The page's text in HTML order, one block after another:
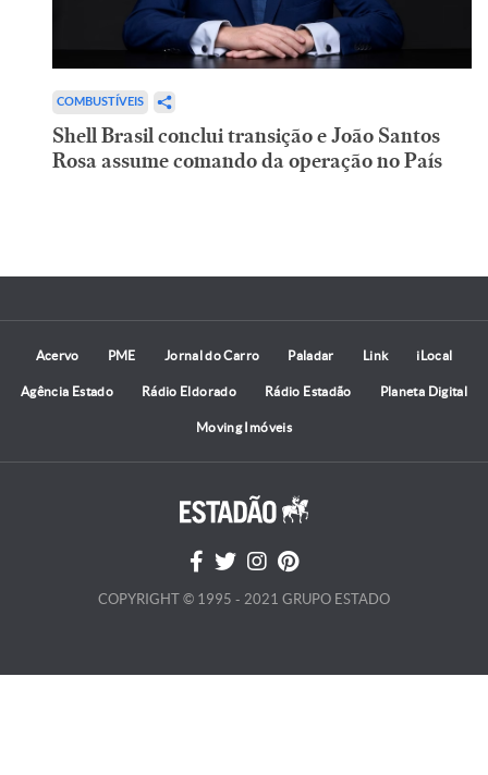
COMBUSTÍVEIS
Shell Brasil conclui transição e João Santos
Rosa assume comando da operação no País
Acervo PME Jornal do Carro Paladar Link iLocal
Agência Estado Rádio Eldorado Rádio Estadão Planeta Digital
Moving Imóveis
COPYRIGHT © 1995 - 2021 GRUPO ESTADO